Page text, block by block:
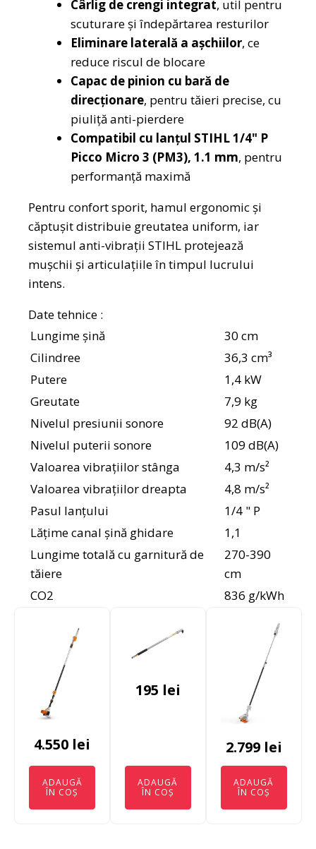
Cârlig de crengi integrat, util pentru
scuturare și îndepărtarea resturilor
Eliminare laterală a așchiilor, ce
reduce riscul de blocare
Capac de pinion cu bară de
direcționare, pentru tăieri precise, cu
piuliță anti-pierdere
Compatibil cu lanțul STIHL 1/4" P
Picco Micro 3 (PM3), 1.1 mm, pentru
performanță maximă
Pentru confort sporit, hamul ergonomic și
căptușit distribuie greutatea uniform, iar
sistemul anti-vibrații STIHL protejează
mușchii și articulațiile în timpul lucrului
intens.
Date tehnice :
Lungime șină
30 cm
Cilindree
36,3 cm³
Putere
1,4 kW
Greutate
7,9 kg
Nivelul presiunii sonore
92 dB(A)
Nivelul puterii sonore
109 dB(A)
Valoarea vibrațiilor stânga
4,3 m/s²
Valoarea vibrațiilor dreapta
4,8 m/s²
Pasul lanţului
1/4 " P
Lăţime canal şină ghidare
1,1
Lungime totală cu garnitură de
tăiere
270-390
cm
CO2
836 g/kWh
4.550 lei
ADAUGĂ
ÎN COȘ
195 lei
ADAUGĂ
ÎN COȘ
2.799 lei
ADAUGĂ
ÎN COȘ